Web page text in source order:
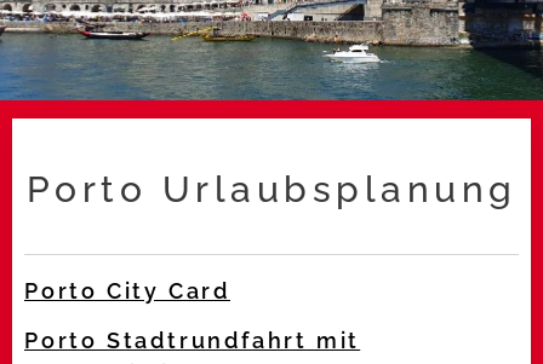
Porto Urlaubsplanung
Porto City Card
Porto Stadtrundfahrt mit